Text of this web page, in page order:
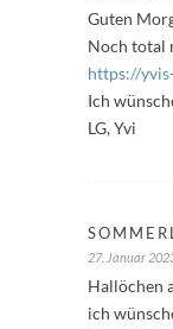
Guten
Noch total
https://
Ich
LG, Yvi
27. Januar
Hallöchen
ich